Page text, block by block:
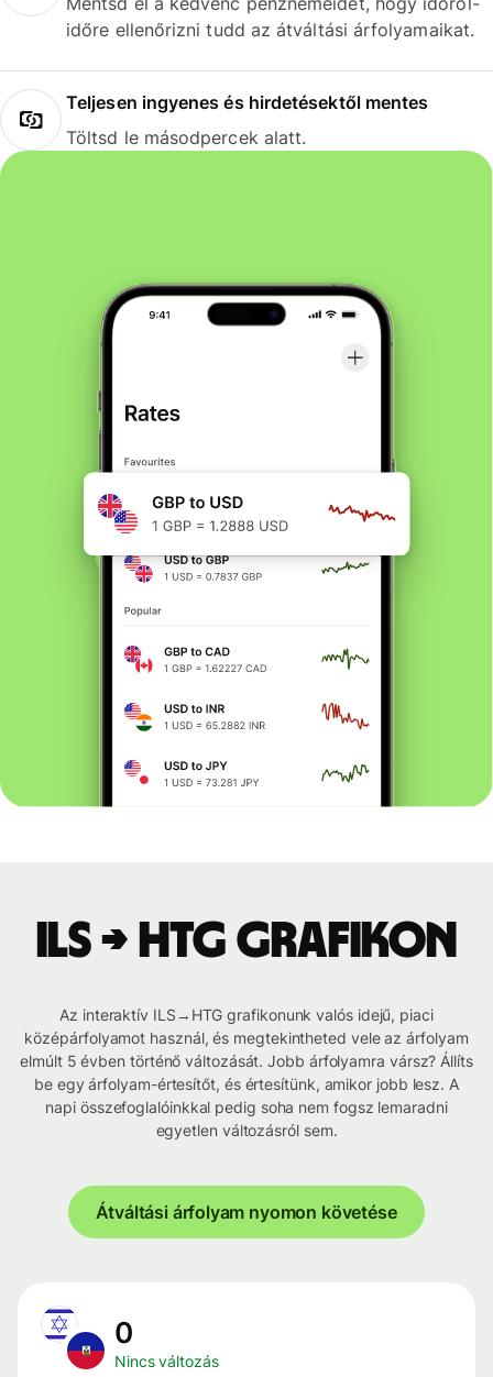
időre ellenőrizni tudd az átváltási árfolyamaikat.
Teljesen ingyenes és hirdetésektől mentes
Töltsd le másodpercek alatt.
ILS → HTG grafikon
Az interaktív ILS→HTG grafikonunk valós idejű, piaci
középárfolyamot használ, és megtekintheted vele az árfolyam
elmúlt 5 évben történő változását. Jobb árfolyamra vársz? Állíts
be egy árfolyam-értesítőt, és értesítünk, amikor jobb lesz. A
napi összefoglalóinkkal pedig soha nem fogsz lemaradni
egyetlen változásról sem.
Átváltási árfolyam nyomon követése
0
Nincs változás